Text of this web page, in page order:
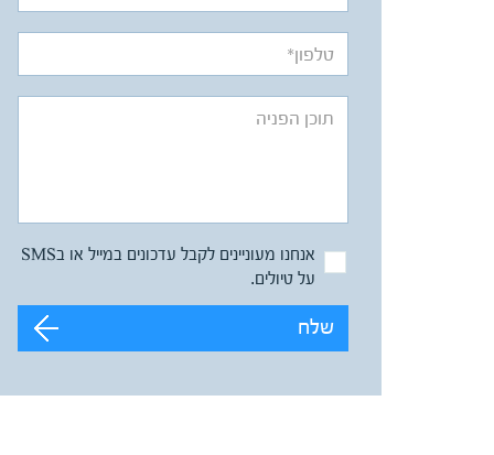
אנחנו מעוניינים לקבל עדכונים במייל או בSMS
על טיולים.
שלח